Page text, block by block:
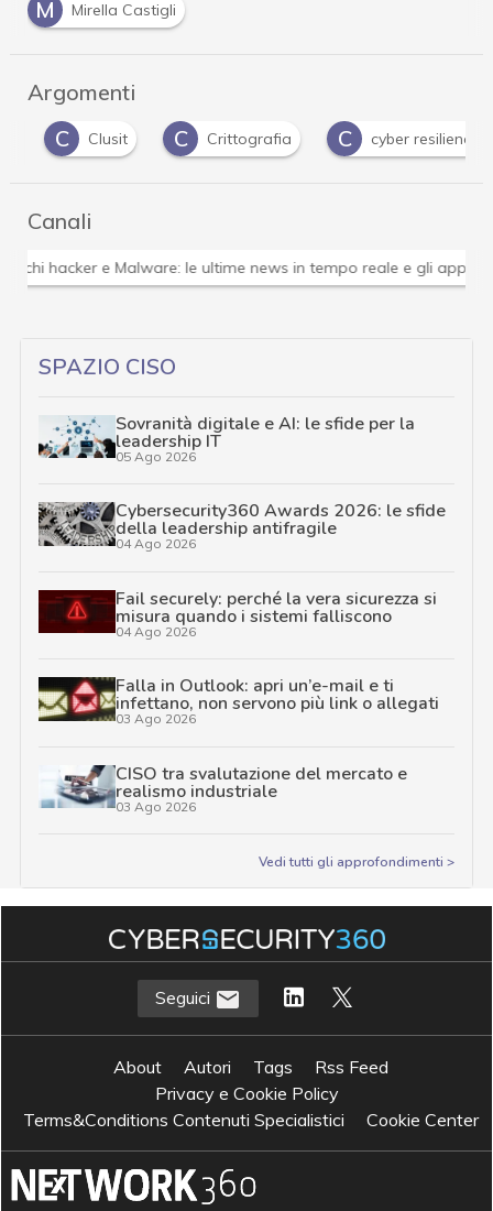
M
Mirella Castigli
Argomenti
C
Clusit C Crittografia C cyber resilience
Canali
Attacchi hacker e Malware: le ultime news in tempo
SPAZIO CISO
Sovranità digitale e AI: le sfide per la
leadership IT
05 Ago 2026
Cybersecurity360 Awards 2026: le sfide
della leadership antifragile
04 Ago 2026
Fail securely: perché la vera sicurezza si
misura quando i sistemi falliscono
04 Ago 2026
Falla in Outlook: apri un’e-mail e ti
infettano, non servono più link o allegati
03 Ago 2026
CISO tra svalutazione del mercato e
realismo industriale
03 Ago 2026
Vedi tutti gli approfondimenti >
Seguici
About Autori Tags
Rss Feed
Privacy e Cookie Policy
Terms&Conditions Contenuti Specialistici
Cookie Center